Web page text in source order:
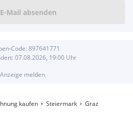
E-Mail absenden
Code: 897641771
07.08.2026, 19:00Uhr
Anzeige melden
kaufen Steiermark Graz